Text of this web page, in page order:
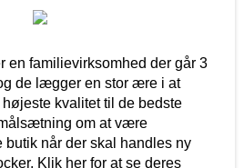
en familievirksomhed der går 3
de lægger en stor ære i at
kvalitet til de bedste
om at være
butik når der skal handles ny
Klik her for at se deres